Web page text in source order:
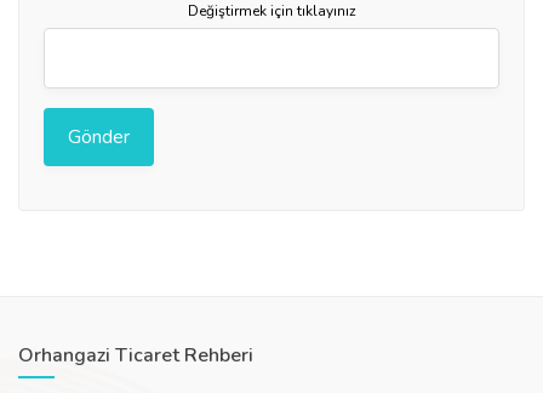
Değiştirmek için tıklayınız
Orhangazi Ticaret Rehberi